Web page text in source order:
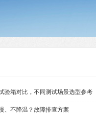
验箱对比，不同测试场景选型参考
、不降温？故障排查方案